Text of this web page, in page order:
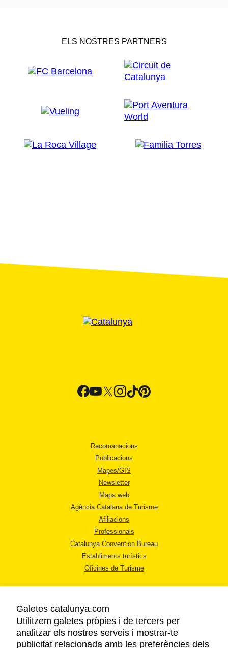
ELS NOSTRES PARTNERS
Recomanacions
Publicacions
Mapes/GIS
Newsletter
Mapa web
Agència Catalana de Turisme
Afiliacions
Professionals
Catalunya Convention Bureau
Establiments turístics
Oficines de Turisme
AVÍS LEGAL
Galetes catalunya.com
Utilitzem galetes pròpies i de tercers per
analitzar els nostres serveis i mostrar-te
publicitat relacionada amb les preferències dels